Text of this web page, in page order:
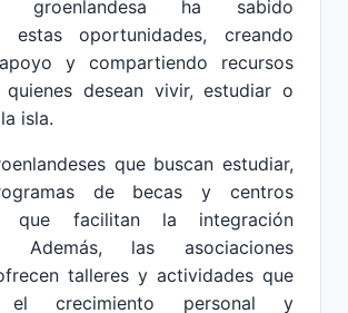
groenlandesa ha sabido
estas oportunidades, creando
y compartiendo recursos
desean vivir, estudiar o
isla.
que buscan estudiar,
de becas y centros
que facilitan la integración
Además, las asociaciones
talleres y actividades que
el crecimiento personal y